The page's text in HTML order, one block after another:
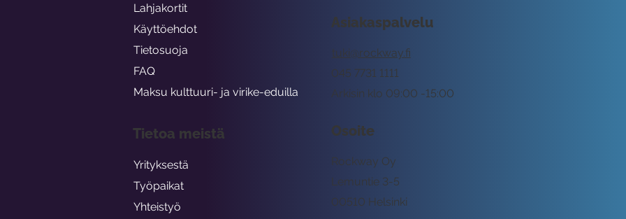
Asiakaspalvelu
tuki@rockway.fi
Arkisin klo 09:00 -15:00
045 7731 1111
Osoite
Rockway Oy
Lemuntie 3-5
00510 Helsinki
Lahjakortit
Käyttöehdot
Tietosuoja
FAQ
Maksu kulttuuri- ja virike-eduilla
Tietoa meistä
Yrityksestä
Työpaikat
Yhteistyö